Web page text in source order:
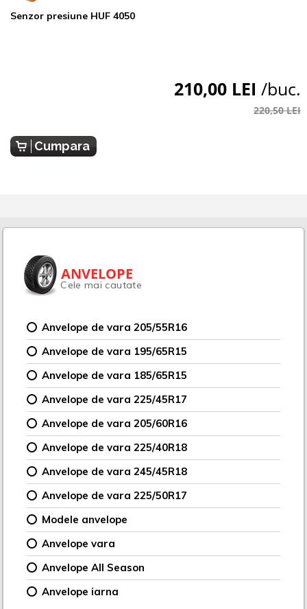
Senzor presiune HUF 4050
210,00 LEI /buc.
220,50 LEI
Cumpara
ANVELOPE
Cele mai cautate
Anvelope de vara 205/55R16
Anvelope de vara 195/65R15
Anvelope de vara 185/65R15
Anvelope de vara 225/45R17
Anvelope de vara 205/60R16
Anvelope de vara 225/40R18
Anvelope de vara 245/45R18
Anvelope de vara 225/50R17
Modele anvelope
Anvelope vara
Anvelope All Season
Anvelope iarna